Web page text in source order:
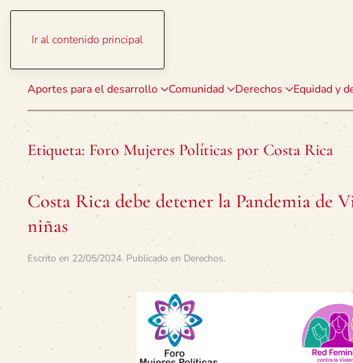
Ir al contenido principal
Aportes para el desarrollo Comunidad Derechos Equidad y
Etiqueta: Foro Mujeres Políticas por Costa Rica
Costa Rica debe detener la Pandemia de
niñas
Escrito en 22/05/2024. Publicado en Derechos.